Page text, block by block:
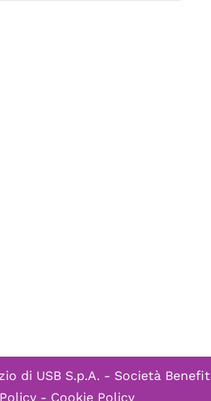
di USB S.p.A. - Società Benefit
- Cookie Policy